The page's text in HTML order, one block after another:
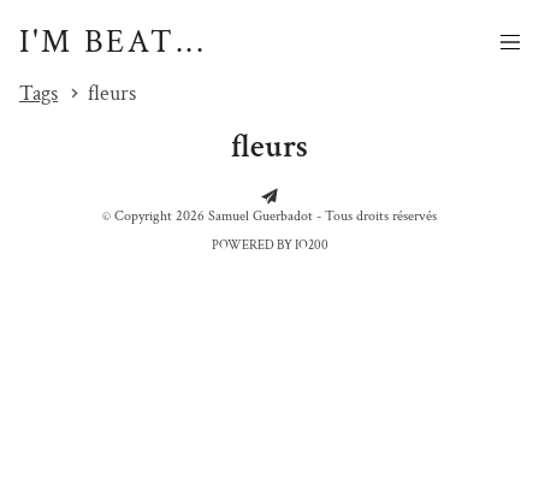
I'M BEAT...
Tags fleurs
fleurs
© Copyright 2026 Samuel Guerbadot - Tous droits réservés
POWERED BY IO200